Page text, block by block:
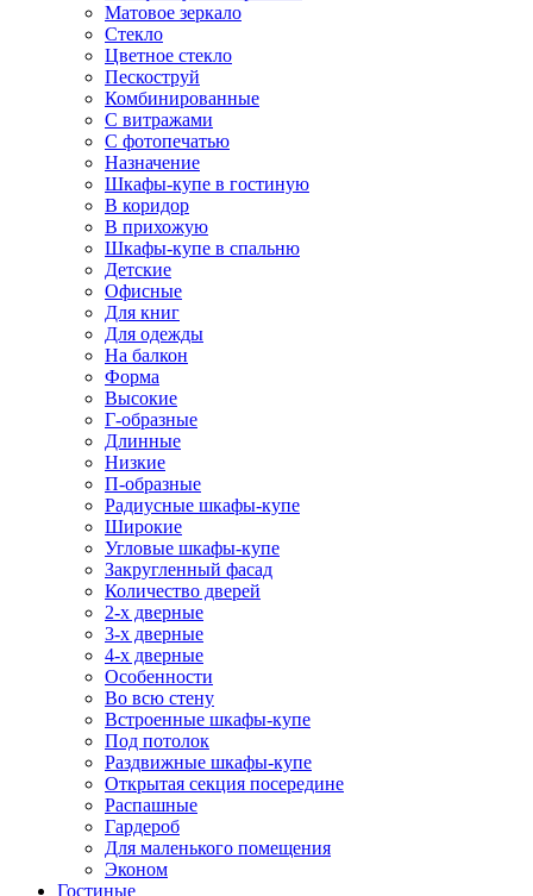
Матовое зеркало
Стекло
Цветное стекло
Пескоструй
Комбинированные
С витражами
С фотопечатью
Назначение
Шкафы-купе в гостиную
В коридор
В прихожую
Шкафы-купе в спальню
Детские
Офисные
Для книг
Для одежды
На балкон
Форма
Высокие
Г-образные
Длинные
Низкие
П-образные
Радиусные шкафы-купе
Широкие
Угловые шкафы-купе
Закругленный фасад
Количество дверей
2-х дверные
3-х дверные
4-х дверные
Особенности
Во всю стену
Встроенные шкафы-купе
Под потолок
Раздвижные шкафы-купе
Открытая секция посередине
Распашные
Гардероб
Для маленького помещения
Эконом
Гостиные